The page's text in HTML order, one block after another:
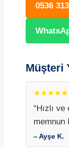
0536
Müşteri
★★★★★
“Hızlı
memnun
– Ayşe K.